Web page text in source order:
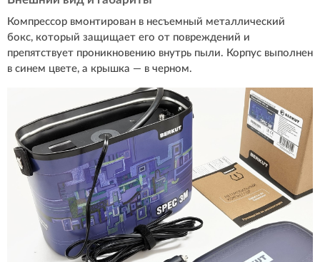
Компрессор вмонтирован в несъемный металлический
бокс, который защищает его от повреждений и
препятствует проникновению внутрь пыли. Корпус выполнен
в синем цвете, а крышка — в черном.